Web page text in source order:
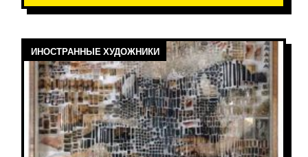
ИНОСТРАННЫЕ ХУДОЖНИКИ